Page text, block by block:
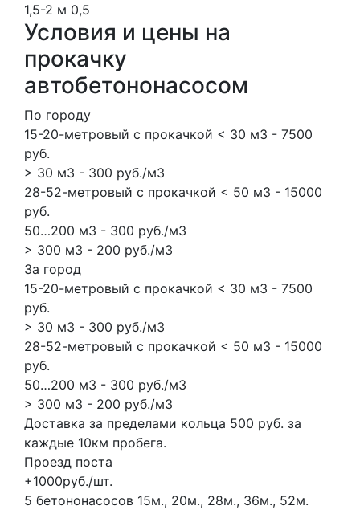
1,5-2 м 0,5
Условия и цены на
прокачку
автобетононасосом
По городу
15-20-метровый с прокачкой < 30 м3 - 7500
руб.
> 30 м3 - 300 руб./м3
28-52-метровый с прокачкой < 50 м3 - 15000
руб.
50…200 м3 - 300 руб./м3
> 300 м3 - 200 руб./м3
За город
15-20-метровый с прокачкой < 30 м3 - 7500
руб.
> 30 м3 - 300 руб./м3
28-52-метровый с прокачкой < 50 м3 - 15000
руб.
50…200 м3 - 300 руб./м3
> 300 м3 - 200 руб./м3
Доставка за пределами кольца 500 руб. за
каждые 10км пробега.
Проезд поста
+1000руб./шт.
5 бетононасосов 15м., 20м., 28м., 36м., 52м.